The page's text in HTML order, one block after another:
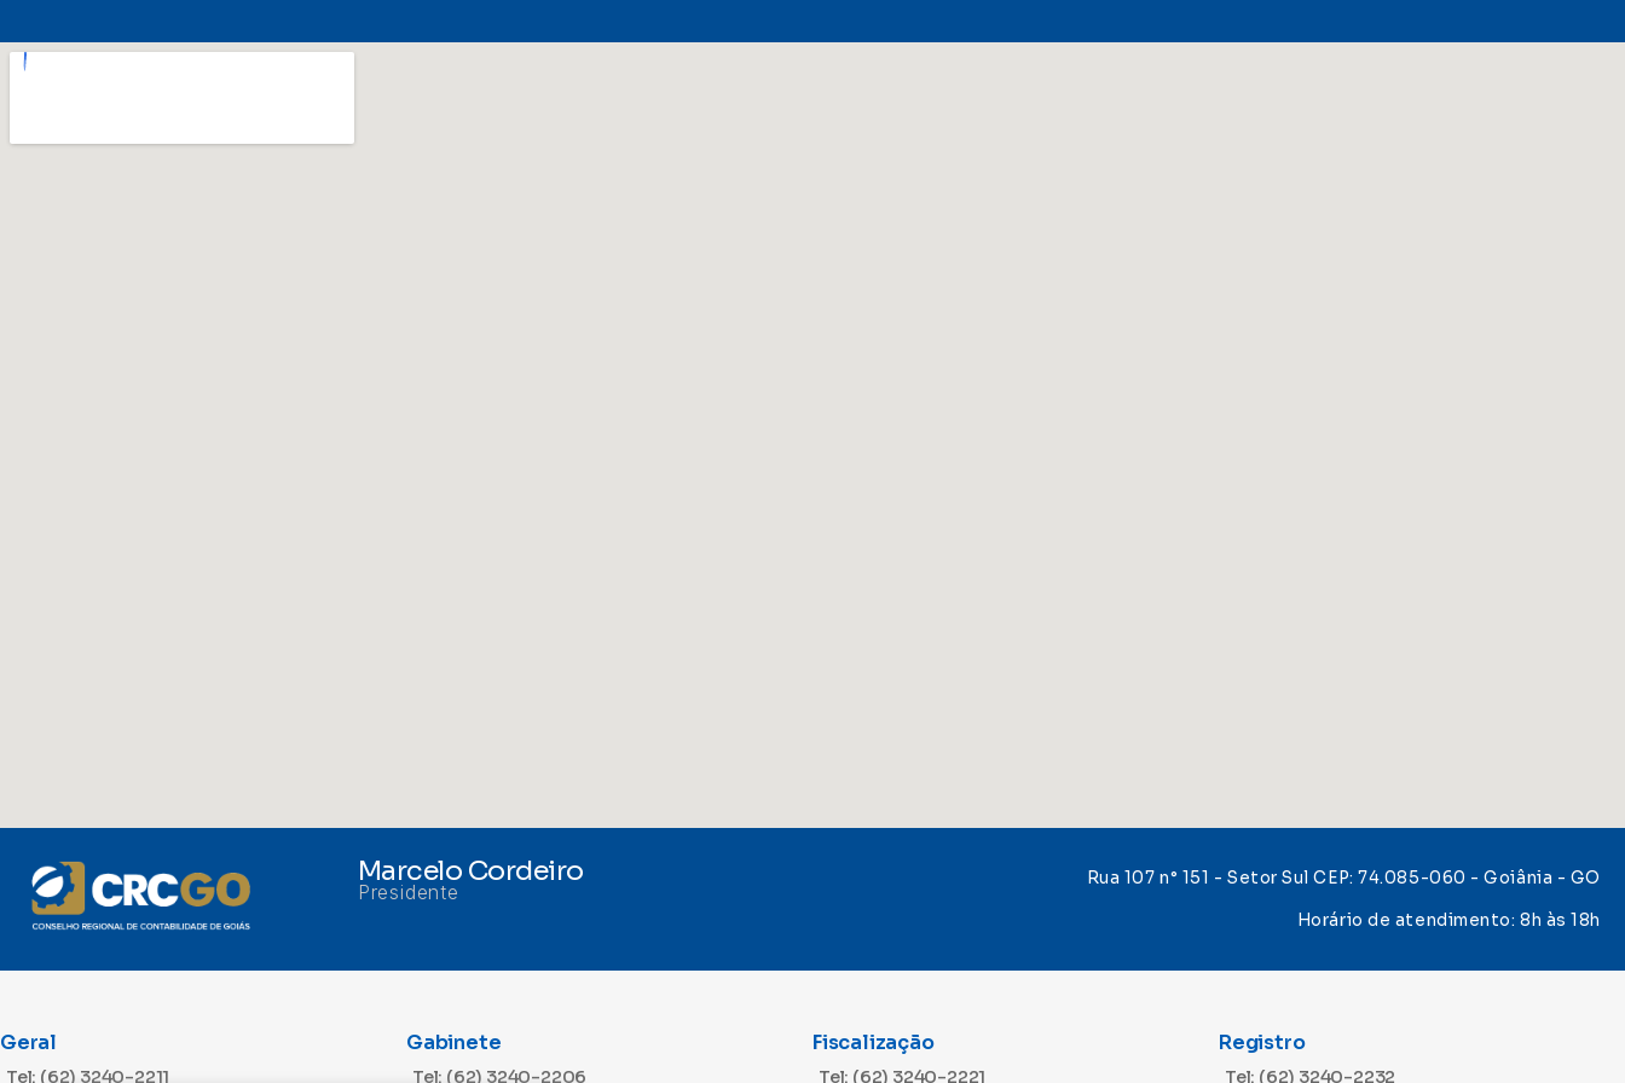
Marcelo Cordeiro
Presidente
Rua 107 n° 151 - Setor Sul CEP: 74.085-060 - Goiânia - GO
Horário de atendimento: 8h às 18h
Geral
Tel: (62) 3240-2211
Gabinete
Tel: (62) 3240-2206
Fiscalização
Tel: (62) 3240-2221
Registro
Tel: (62) 3240-2232